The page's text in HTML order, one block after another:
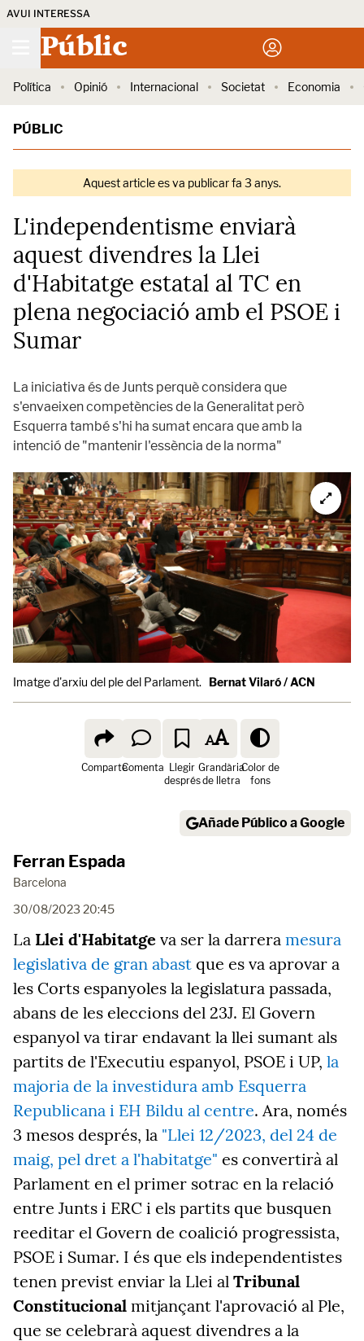
AVUI INTERESSA
Públic
Política Opinió Internacional Societat Economia
PÚBLIC
Aquest article es va publicar fa 3 anys.
L'independentisme enviarà
aquest divendres la Llei
d'Habitatge estatal al TC en
plena negociació amb el PSOE i
Sumar
La iniciativa és de Junts perquè considera que
s'envaeixen competències de la Generalitat però
Esquerra també s'hi ha sumat encara que amb la
intenció de "mantenir l'essència de la norma"
Imatge d'arxiu del ple del Parlament. Bernat Vilaró / ACN
ComparteComenta Llegir
després
Grandària
de lletra
Color de
fons
Añade Público a Google
Ferran Espada
Barcelona
30/08/2023 20:45
La Llei d'Habitatge va ser la darrera mesura
legislativa de gran abast que es va aprovar a
les Corts espanyoles la legislatura passada,
abans de les eleccions del 23J. El Govern
espanyol va tirar endavant la llei sumant als
partits de l'Executiu espanyol, PSOE i UP, la
majoria de la investidura amb Esquerra
Republicana i EH Bildu al centre. Ara, només
3 mesos després, la "Llei 12/2023, del 24 de
maig, pel dret a l'habitatge" es convertirà al
Parlament en el primer sotrac en la relació
entre Junts i ERC i els partits que busquen
reeditar el Govern de coalició progressista,
PSOE i Sumar. I és que els independentistes
tenen previst enviar la Llei al Tribunal
Constitucional mitjançant l'aprovació al Ple,
que se celebrarà aquest divendres a la